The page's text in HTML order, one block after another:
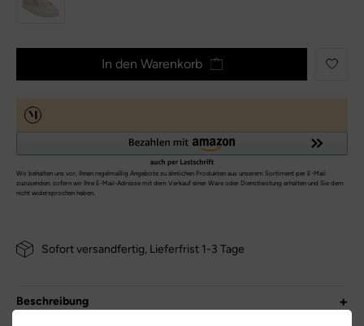
In den Warenkorb
Sofort versandfertig, Lieferfrist 1-3 Tage
Beschreibung